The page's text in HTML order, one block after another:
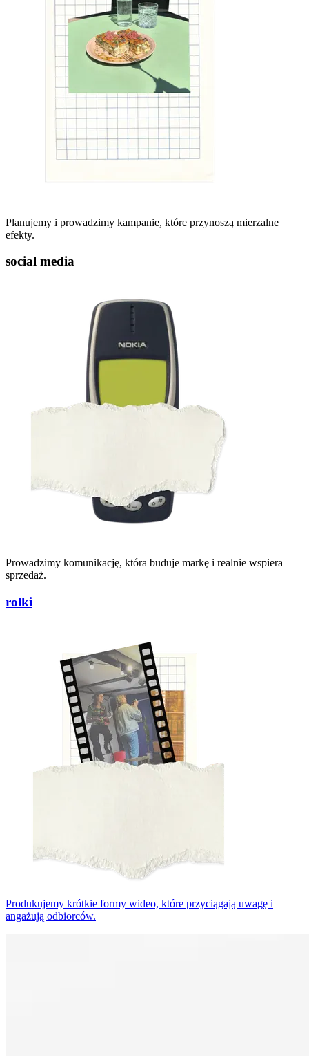
Planujemy i prowadzimy kampanie, które przynoszą mierzalne
efekty.
social media
Prowadzimy komunikację, która buduje markę i realnie wspiera
sprzedaż.
rolki
Produkujemy krótkie formy wideo, które przyciągają uwagę i
angażują odbiorców.